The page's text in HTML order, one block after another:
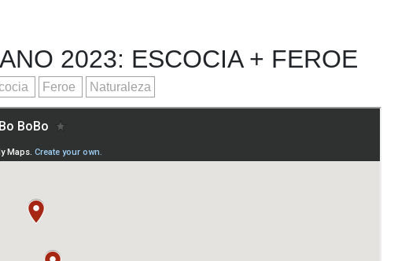
2023: ESCOCIA + FEROE
Feroe Naturaleza